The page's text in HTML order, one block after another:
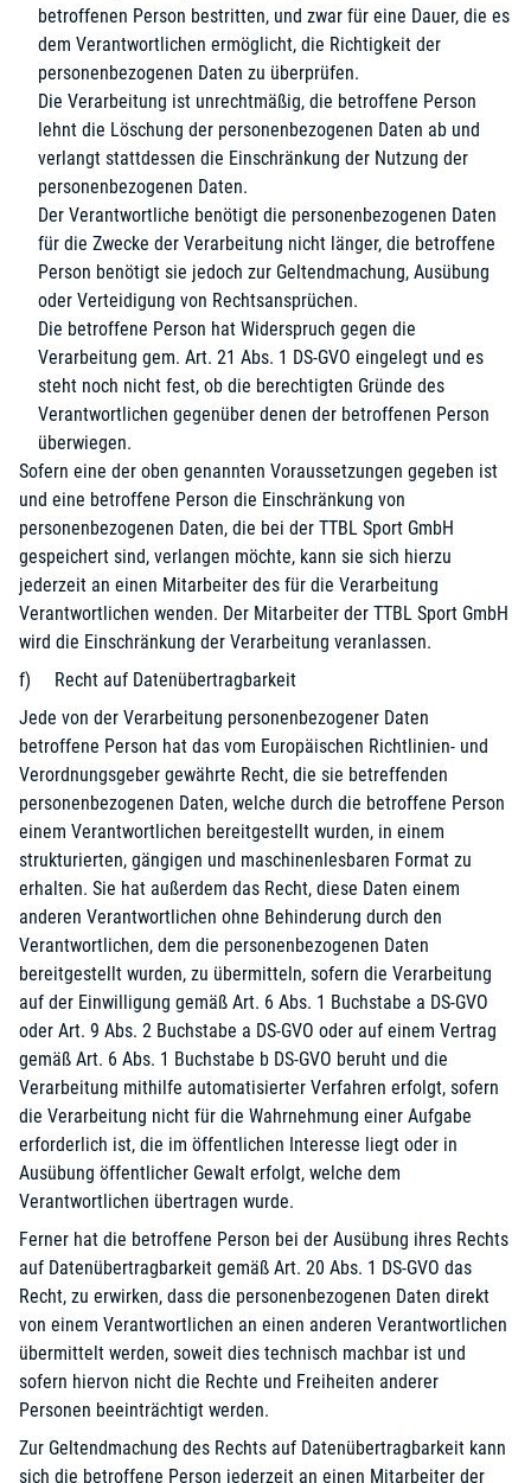
betroffenen Person bestritten, und zwar für eine Dauer, die es
dem Verantwortlichen ermöglicht, die Richtigkeit der
personenbezogenen Daten zu überprüfen.
Die Verarbeitung ist unrechtmäßig, die betroffene Person
lehnt die Löschung der personenbezogenen Daten ab und
verlangt stattdessen die Einschränkung der Nutzung der
personenbezogenen Daten.
Der Verantwortliche benötigt die personenbezogenen Daten
für die Zwecke der Verarbeitung nicht länger, die betroffene
Person benötigt sie jedoch zur Geltendmachung, Ausübung
oder Verteidigung von Rechtsansprüchen.
Die betroffene Person hat Widerspruch gegen die
Verarbeitung gem. Art. 21 Abs. 1 DS-GVO eingelegt und es
steht noch nicht fest, ob die berechtigten Gründe des
Verantwortlichen gegenüber denen der betroffenen Person
überwiegen.
Sofern eine der oben genannten Voraussetzungen gegeben ist
und eine betroffene Person die Einschränkung von
personenbezogenen Daten, die bei der TTBL Sport GmbH
gespeichert sind, verlangen möchte, kann sie sich hierzu
jederzeit an einen Mitarbeiter des für die Verarbeitung
Verantwortlichen wenden. Der Mitarbeiter der TTBL Sport GmbH
wird die Einschränkung der Verarbeitung veranlassen.
f) Recht auf Datenübertragbarkeit
Jede von der Verarbeitung personenbezogener Daten
betroffene Person hat das vom Europäischen Richtlinien- und
Verordnungsgeber gewährte Recht, die sie betreffenden
personenbezogenen Daten, welche durch die betroffene Person
einem Verantwortlichen bereitgestellt wurden, in einem
strukturierten, gängigen und maschinenlesbaren Format zu
erhalten. Sie hat außerdem das Recht, diese Daten einem
anderen Verantwortlichen ohne Behinderung durch den
Verantwortlichen, dem die personenbezogenen Daten
bereitgestellt wurden, zu übermitteln, sofern die Verarbeitung
auf der Einwilligung gemäß Art. 6 Abs. 1 Buchstabe a DS-GVO
oder Art. 9 Abs. 2 Buchstabe a DS-GVO oder auf einem Vertrag
gemäß Art. 6 Abs. 1 Buchstabe b DS-GVO beruht und die
Verarbeitung mithilfe automatisierter Verfahren erfolgt, sofern
die Verarbeitung nicht für die Wahrnehmung einer Aufgabe
erforderlich ist, die im öffentlichen Interesse liegt oder in
Ausübung öffentlicher Gewalt erfolgt, welche dem
Verantwortlichen übertragen wurde.
Ferner hat die betroffene Person bei der Ausübung ihres Rechts
auf Datenübertragbarkeit gemäß Art. 20 Abs. 1 DS-GVO das
Recht, zu erwirken, dass die personenbezogenen Daten direkt
von einem Verantwortlichen an einen anderen Verantwortlichen
übermittelt werden, soweit dies technisch machbar ist und
sofern hiervon nicht die Rechte und Freiheiten anderer
Personen beeinträchtigt werden.
Zur Geltendmachung des Rechts auf Datenübertragbarkeit kann
sich die betroffene Person jederzeit an einen Mitarbeiter der